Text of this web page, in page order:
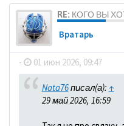
RE: КОГО ВЫ
Вратарь
- 01 июн 2026, 09:47
Nata76писал(а): ↑
29 май 2026, 16:59